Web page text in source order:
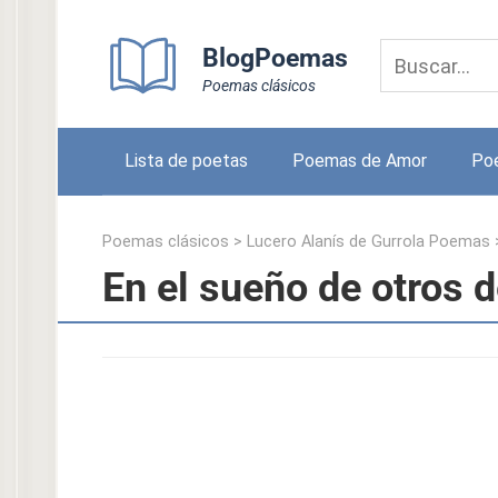
BlogPoemas
Poemas clásicos
Lista de poetas Poemas de Amor
Poemas clásicos > Lucero Alanís de Gurrola Poemas
En el sueño de otros